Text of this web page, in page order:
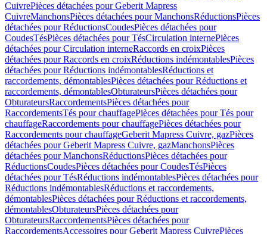
CuivrePièces détachées pour Geberit Mapress
CuivreManchonsPièces détachées pour ManchonsRéductionsPièces
détachées pour RéductionsCoudesPièces détachées pour
CoudesTésPièces détachées pour TésCirculation internePièces
détachées pour Circulation interneRaccords en croixPièces
détachées pour Raccords en croixRéductions indémontablesPièces
détachées pour Réductions indémontablesRéductions et
raccordements, démontablesPièces détachées pour Réductions et
raccordements, démontablesObturateursPièces détachées pour
ObturateursRaccordementsPièces détachées pour
RaccordementsTés pour chauffagePièces détachées pour Tés pour
chauffageRaccordements pour chauffagePièces détachées pour
Raccordements pour chauffageGeberit Mapress Cuivre, gazPièces
détachées pour Geberit Mapress Cuivre, gazManchonsPièces
détachées pour ManchonsRéductionsPièces détachées pour
RéductionsCoudesPièces détachées pour CoudesTésPièces
détachées pour TésRéductions indémontablesPièces détachées pour
Réductions indémontablesRéductions et raccordements,
démontablesPièces détachées pour Réductions et raccordements,
démontablesObturateursPièces détachées pour
ObturateursRaccordementsPièces détachées pour
RaccordementsAccessoires pour Geberit Mapress CuivrePièces